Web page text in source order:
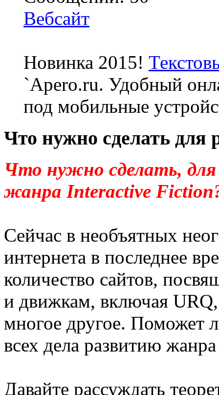
Вебсайт
Новинка 2015!
`Apero.ru. Удобный
под мобильные
Что нужно сделать
Что нужно сделать, для
жанра Interactive
Сейчас в необъятных
интернета в последнее
количество сайтов,
и движкам, включая
многое другое. Поможет
всех дела развитию
Давайте рассуждать